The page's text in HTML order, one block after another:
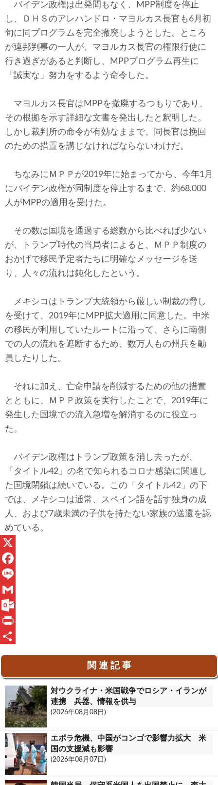
バイデン政権は出発間もなく、MPP制度を停止
し、ＤＨＳのアレハンドロ・マヨルカス長官も6月初
旬に同プログラムを完全撤廃しようとした。ところ
が連邦判事の一人が、マヨルカス長官の権限行使に
行き過ぎがあると判断し、MPPプログラム再生に
「誠実な」努力をするよう命令した。
マヨルカス長官はMPPを撤廃するつもりであり、
その根拠を示す詳細な文書を発出したと釈明した。
しかし裁判所の命令が有効なままで、同長官は挽回
のための措置を講じなければならないわけだ。
ちなみにＭＰＰが2019年に始まってから、今年1月
にバイデン政権が同制度を停止するまで、約68,000
人がMPPの適用を受けた。
その数は国境を通過する総数から比べれば少ない
が、トランプ時代の当局者によると、ＭＰＰ制度の
おかげで移民予定者たちに明確なメッセージを送
り、人々の流れは鈍化したという。
メキシコはトランプ大統領から厳しい制裁の脅し
を受けて、2019年にMPP拡大適用に同意した。中米
の移民が利用していたルートに沿って、さらに南側
での人の流れを遮断するため、数万人もの州兵を動
員したりした。
それに加え、亡命申請を削減するための他の措置
とともに、ＭＰＰ政策を実行したことで、2019年に
発生した国境での流入急増を解消するのに役立っ
た。
バイデン政権はトランプ政策を消し去ったが、
「タイトル42」の名で知られるコロナ感染に関連し
た国境閉鎖は続いている。この「タイトル42」の下
では、メキシコは通常、スペイン語を話す独身の成
人、および7歳未満の子供を持たない家族の送還を認
めている。
X
F
a
c
e
b
L
n
e
G
m
a
O
u
.
m
P
関 連 記 事
対ウクライナ・米国戦争でロシア・イランが
連携 兵器、情報を供与
(2026年08月08日)
エボラ危機、中国がコンゴで影響力拡大 米
国の支援減も影響
(2026年08月07日)